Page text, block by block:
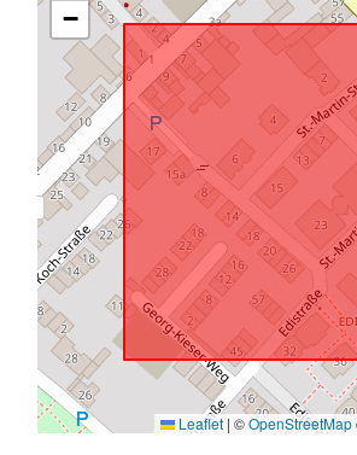
−
Leaflet | ©OpenStreetMap